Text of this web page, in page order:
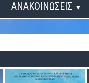
ΑΝΑΚΟΙΝΩΣΕΙΣ ▼
ΔΙΔΑΞΟΝ ΜΕ, ΚΥΡΙΕ